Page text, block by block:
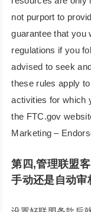
not purport to
guarantee that you
regulations if you
advised to seek
these rules apply
activities for which
the FTC.gov
Marketing –
第四,管理联盟
手动还是自动审